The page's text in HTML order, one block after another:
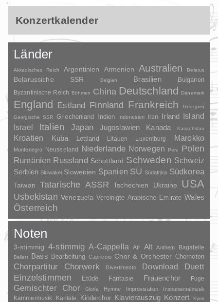
Konzertkalender
Länder
Akkadisches Reich Argentinien Armenien Australien Belarus
Belarussiche SSR Belgien Brasilien Bulgarien
Byzantinische Reich Böhmen China Deutschland Dänemark
England Estland Finnland Frankreich
Georgien
Georgische SSR
Griechenland Indien Indonesien Iran Irland
Island
Israel
Italien Japan Jugoslawien Kanada Kasachstan
Kroatien Kuba Lettland Litauen Luxemburg Marokko
Montenegro Neuseeland Niederlande Norwegen Peru
Polen
Rumänien Russland Schottland Schweden Schweiz
Serbien Slowakei Slowenien Spanien SU Südafrika Südkorea
Taiwan Tatarische ASSR Tschechien Ukraine USA
Usbekistan Venezuela Vereinigte Arabische Emirate Wales
Österreich
Noten
3-stimmig 4-stimmig A-Cappella Air Alt Anthem Bagatelle
Ballett Bass Bearbeitung Capriccio Chor & Orchester Chornoten
Chorpartitur Chorwerk Divertimento Download
Duett
Einzelstimmen
Etüde Fantasie Frauenchor Fuge
Gemischter Chor Gloria Hymne Improvisation Instrumentalmusik
Kammermusik Kantate Kinderchor Klavierauszug Konzert Kyrie